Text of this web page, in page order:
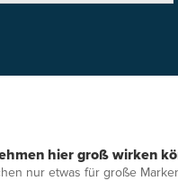
hier groß wirken
nur etwas für große